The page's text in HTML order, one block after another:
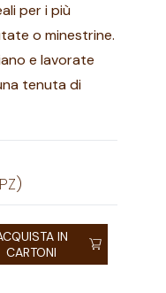
per i più
o minestrine.
e lavorate
tenuta di
PZ)
IN
CARTONI